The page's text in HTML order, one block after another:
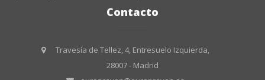
Contacto
Travesía de Tellez, 4, Entresuelo Izquierda,
28007 - Madrid